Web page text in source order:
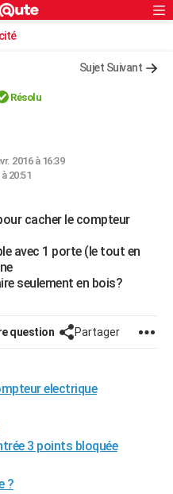
Sujet Suivant
Résolu
2016 à 16:39
20:51
cacher le compteur
avec 1 porte (le tout en
seulement en bois?
question Partager
electrique
3 points bloquée
?